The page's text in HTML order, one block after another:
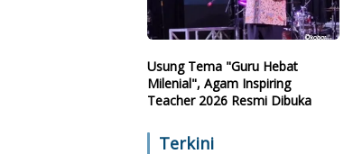
Usung Tema "Guru Hebat
Milenial", Agam Inspiring
Teacher 2026 Resmi Dibuka
Terkini